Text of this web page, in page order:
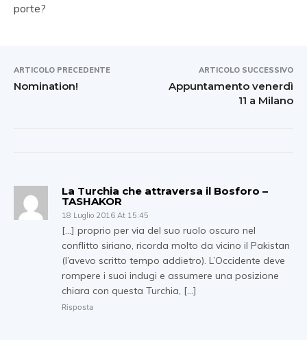
porte?
ARTICOLO PRECEDENTE
Nomination!
ARTICOLO SUCCESSIVO
Appuntamento venerdì
11 a Milano
La Turchia che attraversa il Bosforo –
TASHAKOR
18 Luglio 2016 At 15:45
[…] proprio per via del suo ruolo oscuro nel
conflitto siriano, ricorda molto da vicino il Pakistan
(l’avevo scritto tempo addietro). L’Occidente deve
rompere i suoi indugi e assumere una posizione
chiara con questa Turchia, […]
Risposta